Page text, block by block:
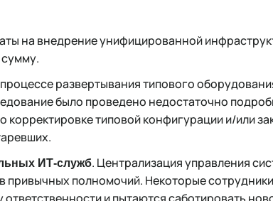
на внедрение унифицированной
развертывания типового
было проведено недостаточно
корректировке типовой конфигурации и/или
ИТ-служб. Централизация управления
привычных полномочий. Некоторые